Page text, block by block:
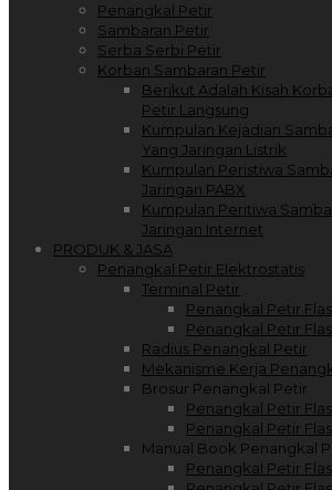
Penangkal Petir
Sambaran Petir
Serba Serbi Petir
Korban Sambaran Petir
Berikut Adalah Kisah
Petir Langsung
Kumpulan Kejadian
Yang Jaringan Listrik
Kumpulan Peristiwa
Jaringan PABX
Kumpulan Peritiwa
Jaringan Internet
PRODUK & JASA
Penangkal Petir Elektrostatis
Terminal Petir
Penangkal Petir
Penangkal Petir
Radius Penangkal Petir
Mekanisme Kerja
Brosur Penangkal Petir
Penangkal Petir
Penangkal Petir
Manual Book Penangkal
Penangkal Petir